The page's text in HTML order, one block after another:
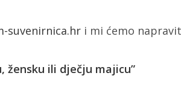
suvenirnica.hr i mi ćemo
žensku ili dječju majicu”